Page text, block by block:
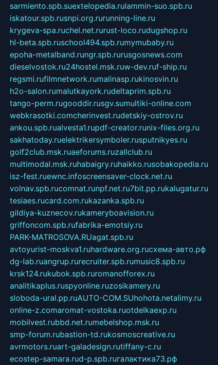
sarmiento.spb.suextelopedia.rulammin-suo.spb.ru
iskatour.spb.rusnpi.org.rurunning-line.ru
krygeva-spa.ruchel.net.rurust-loco.rudugshop.ru
hl-beta.spb.ruschool494.spb.rumymubaby.ru
epoha-metalband.rungr.spb.rurusgosnews.com
dieselvostok.ru24hostel.msk.ruw-dev.ruf-ship.ru
regsmi.rufilmnetwork.rumalinasp.rukinosvin.ru
h2o-salon.rumalutkayork.rudeltaprim.spb.ru
tango-perm.rugooddir.rusgv.sumultiki-online.com
webkrasotki.comcherinvest.rudetskiy-ostrov.ru
ankou.spb.rualvesta1.rupdf-creator.runix-files.org.ru
sakhatoday.ruelektrikersymboler.rusputnikyes.ru
golf2club.msk.ruaeforums.ruzallclub.ru
multimodal.msk.ruhabaigry.ruhaikko.rusobakopedia.ru
isz-fest.ruewnc.infoscreensaver-clock.net.ru
volnav.spb.rucomnat.runpf.net.ru7bit.pp.rukalugatur.ru
tesiaes.rucard.com.rukazanka.spb.ru
gildiya-kuznecov.rukameryboavision.ru
griffoncom.spb.rufabrika-emotsiy.ru
PARK-MATROSOVA.RUagat.spb.ru
avtoyurist-moskva1.ruhardware.org.ruсхема-авто.рф
dg-lab.ruangrup.rurecruiter.spb.rumusic8.spb.ru
krsk124.rukubok.spb.ruromanofforex.ru
analitikaplus.ruspyonline.ruzosikamery.ru
sloboda-ural.pp.ruAUTO-COM.SUhohota.netalimy.ru
online-z.comaromat-vostoka.ruotdelkaexp.ru
mobilvest.rubbd.net.rumebelshop.msk.ru
smp-forum.rubastion-td.rukosmoscreative.ru
avrmotors.ruart-galadesign.rutiffany-c.ru
ecostep-samara.rud-p.spb.ruгалактика73.рф